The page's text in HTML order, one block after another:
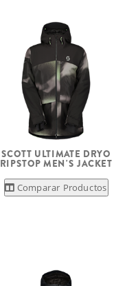
SCOTT ULTIMATE DRYO
RIPSTOP MEN'S JACKET
Comparar Productos